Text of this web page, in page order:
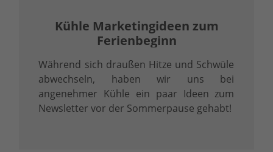
Kühle Marketingideen zum
Ferienbeginn
Während sich draußen Hitze und Schwüle
abwechseln, haben wir uns bei
angenehmer Kühle ein paar Ideen zum
Newsletter vor der Sommerpause gehabt!